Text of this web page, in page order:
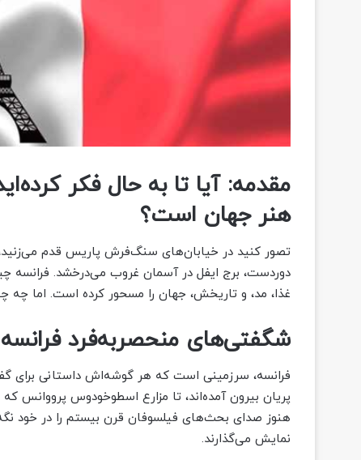
مقدمه: آیا تا به حال فکر
هنر جهان است؟
تصور کنید در خیابان‌های سنگ‌فرش پاریس قدم
دوردست، برج ایفل در آسمان غروب می‌درخشد.
غذا، مد، و تاریخش، جهان را مسحور کرده است. اما
شگفتی‌های منحصربه‌فرد فرانسه
فرانسه، سرزمینی است که هر گوشه‌اش داستانی برای
پریان بیرون آمده‌اند، تا مزارع اسطوخودوس پرووانس
هنوز صدای بحث‌های فیلسوفان قرن بیستم را در خود
نمایش می‌گذارند.